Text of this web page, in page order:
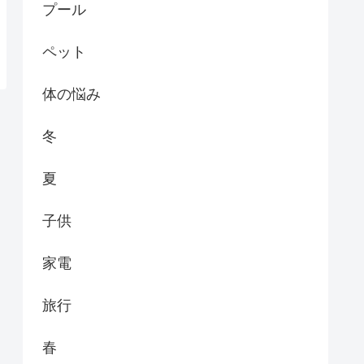
プール
ペット
体の悩み
冬
夏
子供
家電
旅行
春